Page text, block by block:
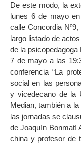
De este modo, la
lunes 6 de mayo
calle Concordia
largo listado de
de la
7 de mayo a las
conferencia “La
social en las
y vicedecano de la
Median, también a
las jornadas se
de Joaquín Bonmatí
china y profesor de